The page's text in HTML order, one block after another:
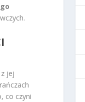
jej
co czyni